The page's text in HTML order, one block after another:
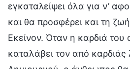
εγκαταλείψει όλα για ν’
και θα προσφέρει και τη
Εκείνον. Όταν η καρδιά του
καταλάβει τον από καρδιάς